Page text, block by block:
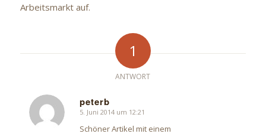
Arbeitsmarkt auf.
1
ANTWORT
peterb
sagte:
5. Juni 2014 um 12:21
Schöner Artikel mit einem